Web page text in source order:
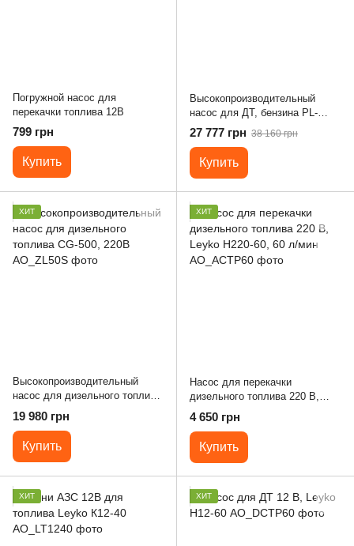
Погружной насос для
перекачки топлива 12В
799 грн
Купить
Высокопроизводительный
насос для ДТ, бензина PL-
ATEX-15/380
27 777 грн 38 160 грн
Купить
ХИТ
Высокопроизводительный
насос для дизельного топлива
CG-500, 220В
19 980 грн
Купить
ХИТ
Насос для перекачки
дизельного топлива 220 В,
Leyko Н220-60, 60 л/мин
4 650 грн
Купить
ХИТ ХИТ